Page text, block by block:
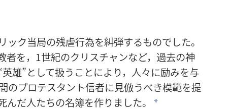
ク当局の残虐行為を糾弾するものでした。
者を，1世紀のクリスチャンなど，過去の神
雄”として扱うことにより，人々に励みを与
のプロテスタント信者に見倣うべき模範を提
だ人たちの名簿を作りました。
*